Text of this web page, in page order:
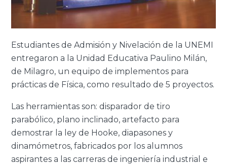
Estudiantes de Admisión y Nivelación de la UNEMI
entregaron a la Unidad Educativa Paulino Milán,
de Milagro, un equipo de implementos para
prácticas de Física, como resultado de 5 proyectos.
Las herramientas son: disparador de tiro
parabólico, plano inclinado, artefacto para
demostrar la ley de Hooke, diapasones y
dinamómetros, fabricados por los alumnos
aspirantes a las carreras de ingeniería industrial e